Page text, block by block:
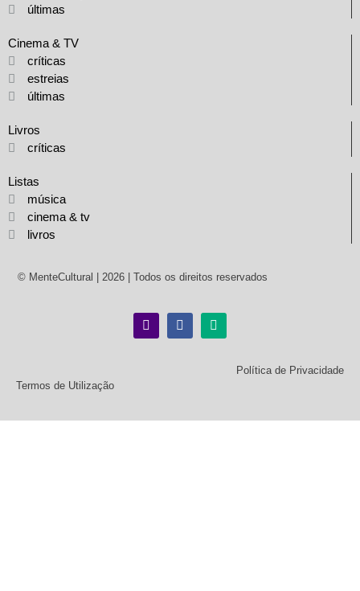
últimas
Cinema & TV
críticas
estreias
últimas
Livros
críticas
Listas
música
cinema & tv
livros
© MenteCultural | 2026 | Todos os direitos reservados
Política de Privacidade
Termos de Utilização